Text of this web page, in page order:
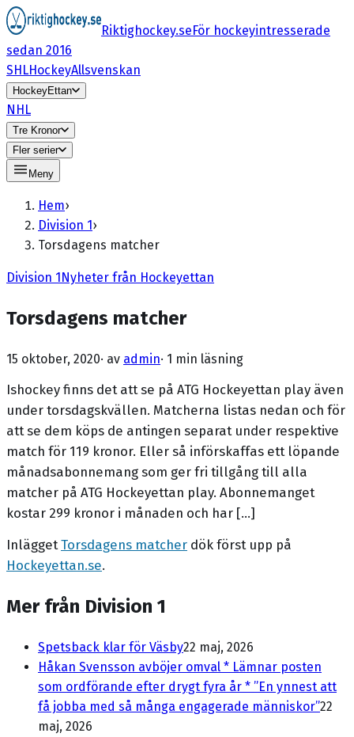
Riktighockey.seFör hockeyintresserade
sedan 2016
SHLHockeyAllsvenskan
HockeyEttan
NHL
Tre Kronor
Fler serier
Meny
Hem›
Division 1›
Torsdagens matcher
Division 1Nyheter från Hockeyettan
Torsdagens matcher
15 oktober, 2020· av admin· 1 min läsning
Ishockey finns det att se på ATG Hockeyettan play även
under torsdagskvällen. Matcherna listas nedan och för
att se dem köps de antingen separat under respektive
match för 119 kronor. Eller så införskaffas ett löpande
månadsabonnemang som ger fri tillgång till alla
matcher på ATG Hockeyettan play. Abonnemanget
kostar 299 kronor i månaden och har […]
InläggetTorsdagens matcher dök först upp på
Hockeyettan.se.
Mer från Division 1
Spetsback klar för Väsby22 maj, 2026
Håkan Svensson avböjer omval * Lämnar posten
som ordförande efter drygt fyra år * ”En ynnest att
få jobba med så många engagerade människor”22
maj, 2026